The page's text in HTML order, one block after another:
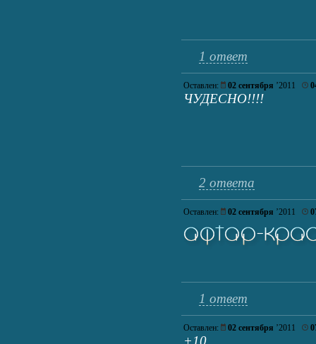
1 ответ
Оставлен: 02 сентября ’2011
ЧУДЕСНО!!!!
2 ответа
Оставлен: 02 сентября ’2011
1 ответ
Оставлен: 02 сентября ’2011
+10